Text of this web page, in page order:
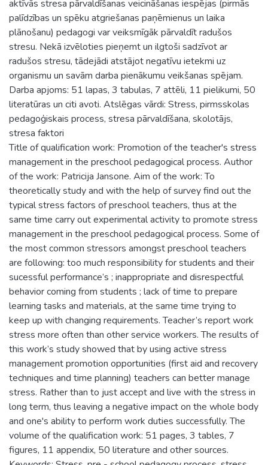
aktīvās stresa pārvaldīšanas veicināšanas iespējas (pirmās
palīdzības un spēku atgriešanas paņēmienus un laika
plānošanu) pedagogi var veiksmīgāk pārvaldīt radušos
stresu. Nekā izvēloties pieņemt un ilgtoši sadzīvot ar
radušos stresu, tādejādi atstājot negatīvu ietekmi uz
organismu un savām darba pienākumu veikšanas spējam.
Darba apjoms: 51 lapas, 3 tabulas, 7 attēli, 11 pielikumi, 50
literatūras un citi avoti. Atslēgas vārdi: Stress, pirmsskolas
pedagoģiskais process, stresa pārvaldīšana, skolotājs,
stresa faktori
Title of qualification work: Promotion of the teacher's stress
management in the preschool pedagogical process. Author
of the work: Patricija Jansone. Aim of the work: To
theoretically study and with the help of survey find out the
typical stress factors of preschool teachers, thus at the
same time carry out experimental activity to promote stress
management in the preschool pedagogical process. Some of
the most common stressors amongst preschool teachers
are following: too much responsibility for students and their
sucessful performance’s ; inappropriate and disrespectful
behavior coming from students ; lack of time to prepare
learning tasks and materials, at the same time trying to
keep up with changing requirements. Teacher’s report work
stress more often than other service workers. The results of
this work’s study showed that by using active stress
management promotion opportunities (first aid and recovery
techniques and time planning) teachers can better manage
stress. Rather than to just accept and live with the stress in
long term, thus leaving a negative impact on the whole body
and one's ability to perform work duties successfully. The
volume of the qualification work: 51 pages, 3 tables, 7
figures, 11 appendix, 50 literature and other sources.